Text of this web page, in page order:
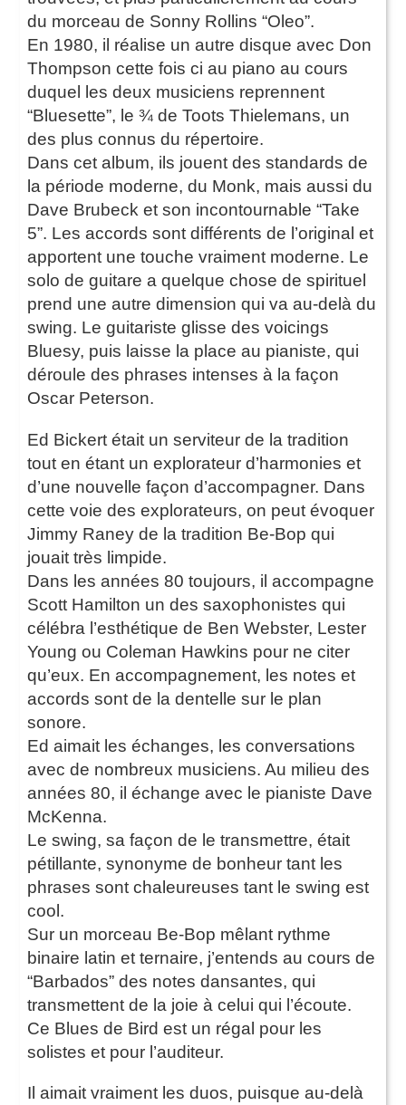
du morceau de Sonny Rollins “Oleo”.
En 1980, il réalise un autre disque avec Don
Thompson cette fois ci au piano au cours
duquel les deux musiciens reprennent
“Bluesette”, le ¾ de Toots Thielemans, un
des plus connus du répertoire.
Dans cet album, ils jouent des standards de
la période moderne, du Monk, mais aussi du
Dave Brubeck et son incontournable “Take
5”. Les accords sont différents de l’original et
apportent une touche vraiment moderne. Le
solo de guitare a quelque chose de spirituel
prend une autre dimension qui va au-delà du
swing. Le guitariste glisse des voicings
Bluesy, puis laisse la place au pianiste, qui
déroule des phrases intenses à la façon
Oscar Peterson.
Ed Bickert était un serviteur de la tradition
tout en étant un explorateur d’harmonies et
d’une nouvelle façon d’accompagner. Dans
cette voie des explorateurs, on peut évoquer
Jimmy Raney de la tradition Be-Bop qui
jouait très limpide.
Dans les années 80 toujours, il accompagne
Scott Hamilton un des saxophonistes qui
célébra l’esthétique de Ben Webster, Lester
Young ou Coleman Hawkins pour ne citer
qu’eux. En accompagnement, les notes et
accords sont de la dentelle sur le plan
sonore.
Ed aimait les échanges, les conversations
avec de nombreux musiciens. Au milieu des
années 80, il échange avec le pianiste Dave
McKenna.
Le swing, sa façon de le transmettre, était
pétillante, synonyme de bonheur tant les
phrases sont chaleureuses tant le swing est
cool.
Sur un morceau Be-Bop mêlant rythme
binaire latin et ternaire, j’entends au cours de
“Barbados” des notes dansantes, qui
transmettent de la joie à celui qui l’écoute.
Ce Blues de Bird est un régal pour les
solistes et pour l’auditeur.
Il aimait vraiment les duos, puisque au-delà